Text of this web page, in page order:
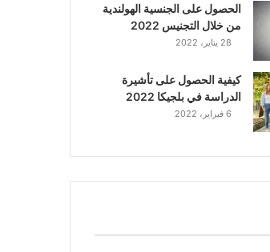
الحصول على الجنسية الهولندية
من خلال التجنيس 2022
28 يناير، 2022
كيفية الحصول على تأشيرة
الدراسة في بلجيكا 2022
6 فبراير، 2022